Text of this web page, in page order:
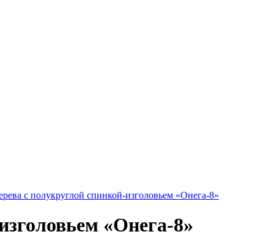
с полукруглой спинкой-изголовьем «Онега-8»
«Онега-8»